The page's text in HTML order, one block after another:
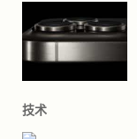
技术